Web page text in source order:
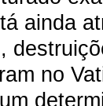
ainda
no